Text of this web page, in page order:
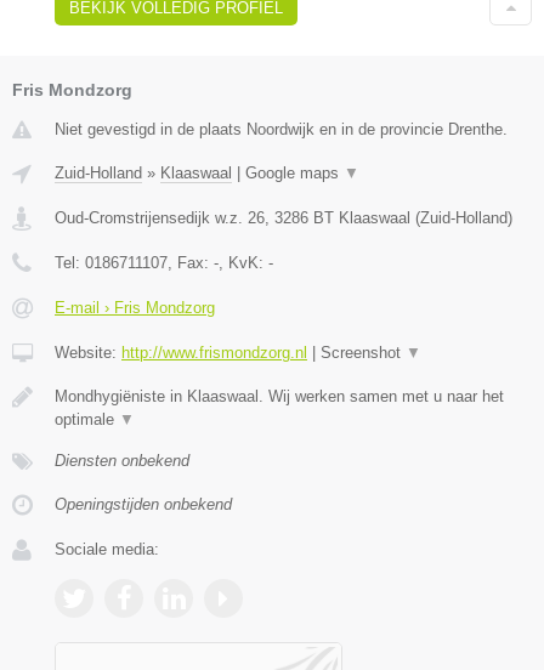
BEKIJK VOLLEDIG PROFIEL
Fris Mondzorg
Niet gevestigd in de plaats Noordwijk en in de provincie Drenthe.
Zuid-Holland » Klaaswaal | Google maps ▼
Oud-Cromstrijensedijk w.z. 26 3286 BT Klaaswaal (Zuid-Holland)
Tel: 0186711107 , Fax: - , KvK: -
E-mail › Fris Mondzorg
Website: http://www.frismondzorg.nl | Screenshot ▼
Mondhygiëniste in Klaaswaal. Wij werken samen met u naar het
optimale ▼
Diensten onbekend
Openingstijden onbekend
Sociale media: